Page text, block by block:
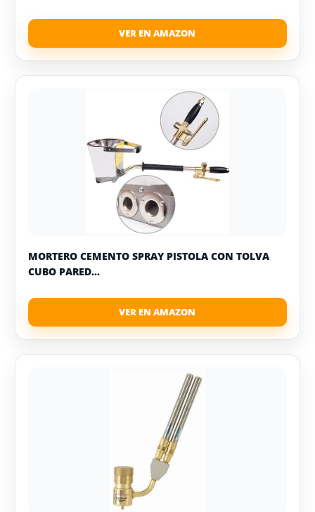
MORTERO CEMENTO SPRAY PISTOLA CON TOLVA
CUBO PARED...